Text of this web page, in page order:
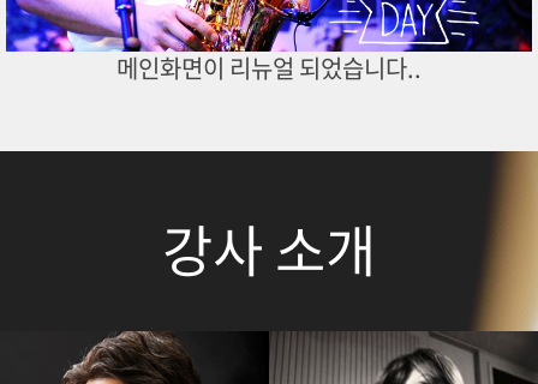
메인화면이 리뉴얼 되었습니다..
강사 소개